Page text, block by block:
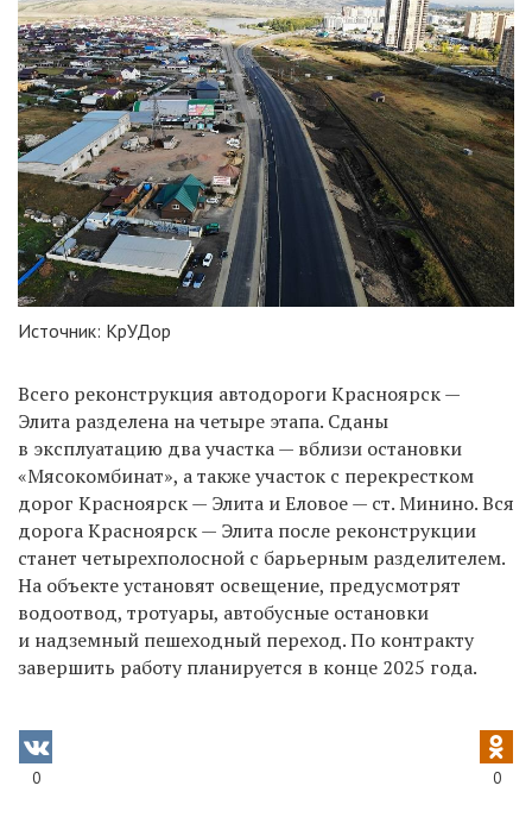
Источник: КрУДор
Всего реконструкция автодороги Красноярск —
Элита разделена на четыре этапа. Сданы
в эксплуатацию два участка — вблизи остановки
«Мясокомбинат», а также участок с перекрестком
дорог Красноярск — Элита и Еловое — ст. Минино. Вся
дорога Красноярск — Элита после реконструкции
станет четырехполосной с барьерным разделителем.
На объекте установят освещение, предусмотрят
водоотвод, тротуары, автобусные остановки
и надземный пешеходный переход. По контракту
завершить работу планируется в конце 2025 года.
0 0